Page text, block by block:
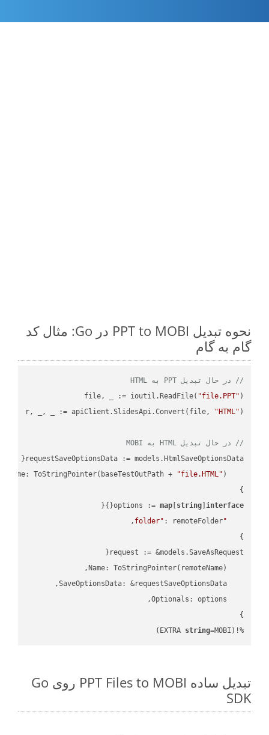
نحوه تبدیل PPT to MOBI در Go: مثال کد
گام به گام
// در حال تبدیل PPT به HTML
file, _ := ioutil.ReadFile( "file.PPT"
r, _, _ := apiClient.SlidesApi.Convert(file,
"HTML"
// در حال تبدیل HTML به MOBI
"file.HTML"
options := map[ string] interface
"folder"
%!(EXTRA
string=MOBI)
تبدیل ساده PPT Files to MOBI روی Go
SDK